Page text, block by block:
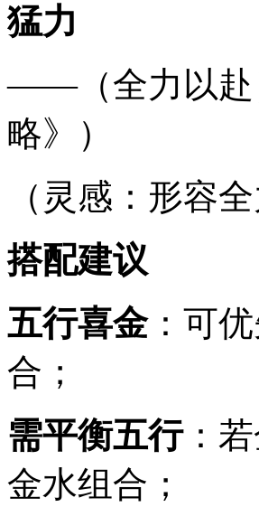
猛力
——（全力以赴
略》）
（灵感：形容
搭配建议
五行喜金：可
合；
需平衡五行：
金水组合；